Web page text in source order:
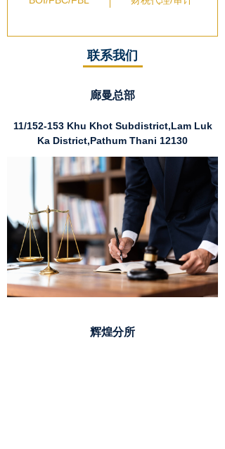
联系我们
廊曼总部
11/152-153 Khu Khot Subdistrict,Lam Luk
Ka District,Pathum Thani 12130
辉煌分所